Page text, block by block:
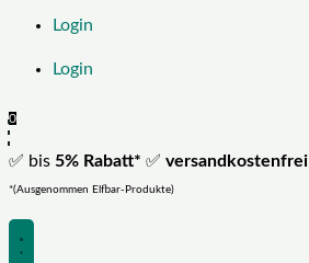
Login
Login
0
✅ bis 5% Rabatt* ✅ versandkostenfrei
*(Ausgenommen Elfbar-Produkte)